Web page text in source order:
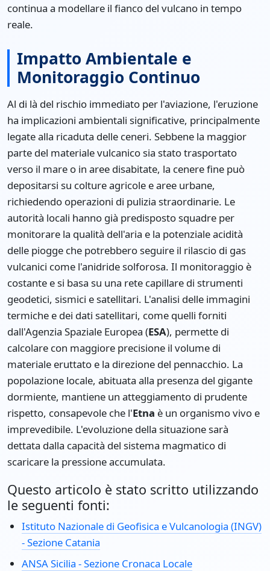
continua a modellare il fianco del vulcano in tempo
reale.
Impatto Ambientale e
Monitoraggio Continuo
Al di là del rischio immediato per l'aviazione, l'eruzione
ha implicazioni ambientali significative, principalmente
legate alla ricaduta delle ceneri. Sebbene la maggior
parte del materiale vulcanico sia stato trasportato
verso il mare o in aree disabitate, la cenere fine può
depositarsi su colture agricole e aree urbane,
richiedendo operazioni di pulizia straordinarie. Le
autorità locali hanno già predisposto squadre per
monitorare la qualità dell'aria e la potenziale acidità
delle piogge che potrebbero seguire il rilascio di gas
vulcanici come l'anidride solforosa. Il monitoraggio è
costante e si basa su una rete capillare di strumenti
geodetici, sismici e satellitari. L'analisi delle immagini
termiche e dei dati satellitari, come quelli forniti
dall'Agenzia Spaziale Europea (ESA), permette di
calcolare con maggiore precisione il volume di
materiale eruttato e la direzione del pennacchio. La
popolazione locale, abituata alla presenza del gigante
dormiente, mantiene un atteggiamento di prudente
rispetto, consapevole che l'Etna è un organismo vivo e
imprevedibile. L'evoluzione della situazione sarà
dettata dalla capacità del sistema magmatico di
scaricare la pressione accumulata.
Questo articolo è stato scritto utilizzando
le seguenti fonti:
Istituto Nazionale di Geofisica e Vulcanologia (INGV)
- Sezione Catania
ANSA Sicilia - Sezione Cronaca Locale